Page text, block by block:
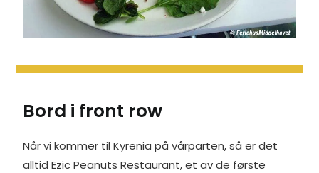
Bord i front row
Når vi kommer til Kyrenia på vårparten, så er det
alltid Ezic Peanuts Restaurant, et av de første